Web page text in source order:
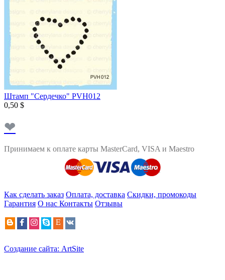
Штамп "Сердечко" PVH012
0,50 $
❤
Принимаем к оплате карты MasterCard, VISA и Maestro
Как сделать заказ Оплата, доставка Скидки, промокоды
Гарантия О нас Контакты Отзывы
Создание сайта: ArtSite